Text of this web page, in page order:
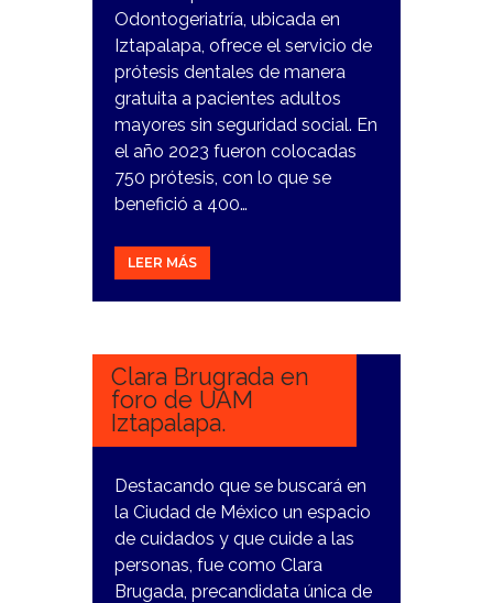
Odontogeriatría, ubicada en
Iztapalapa, ofrece el servicio de
prótesis dentales de manera
gratuita a pacientes adultos
mayores sin seguridad social. En
el año 2023 fueron colocadas
750 prótesis, con lo que se
benefició a 400…
LEER MÁS
8
Clara Brugrada en
foro de UAM
Iztapalapa.
Destacando que se buscará en
la Ciudad de México un espacio
de cuidados y que cuide a las
personas, fue como Clara
Brugada, precandidata única de